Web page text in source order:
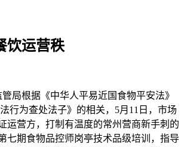
饮运营秩
根据《中华人平易近国食物平安法》
行为查处法子》的相关，5月11日，市场
运营方，打制有温度的常州营商新手刺的
七期食物品控师岗亭技术品级培训，指导